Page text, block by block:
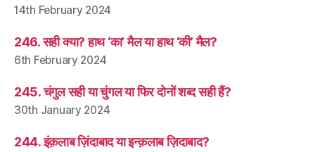
14th February 2024
246. सही क्या? हाथ ‘का’ मैल या हाथ ‘की’ मैल?
6th February 2024
245. चंगुल सही या चुंगल या फिर दोनों शब्द सही हैं?
30th January 2024
244. इंक़लाब ज़िंदाबाद या इन्क़लाब ज़िदाबाद?